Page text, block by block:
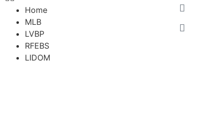
Home
MLB
LVBP
RFEBS
LIDOM